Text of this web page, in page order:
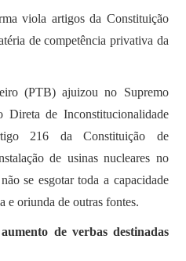
viola artigos da Constituição
de competência privativa da
(PTB) ajuizou no Supremo
Direta de Inconstitucionalidade
216 da Constituição de
de usinas nucleares no
se esgotar toda a capacidade
e oriunda de outras fontes.
de verbas destinadas